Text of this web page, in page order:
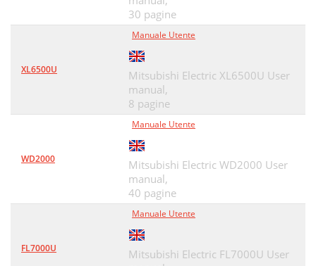
30 pagine
XL6500U
Manuale Utente
Mitsubishi Electric XL6500U User
manual,
8 pagine
WD2000
Manuale Utente
Mitsubishi Electric WD2000 User
manual,
40 pagine
FL7000U
Manuale Utente
Mitsubishi Electric FL7000U User